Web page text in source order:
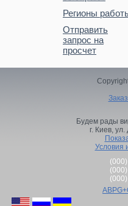
Регионы
Отправить
запрос на
просчет
Будем рады
г. Киев, ул.
Условия